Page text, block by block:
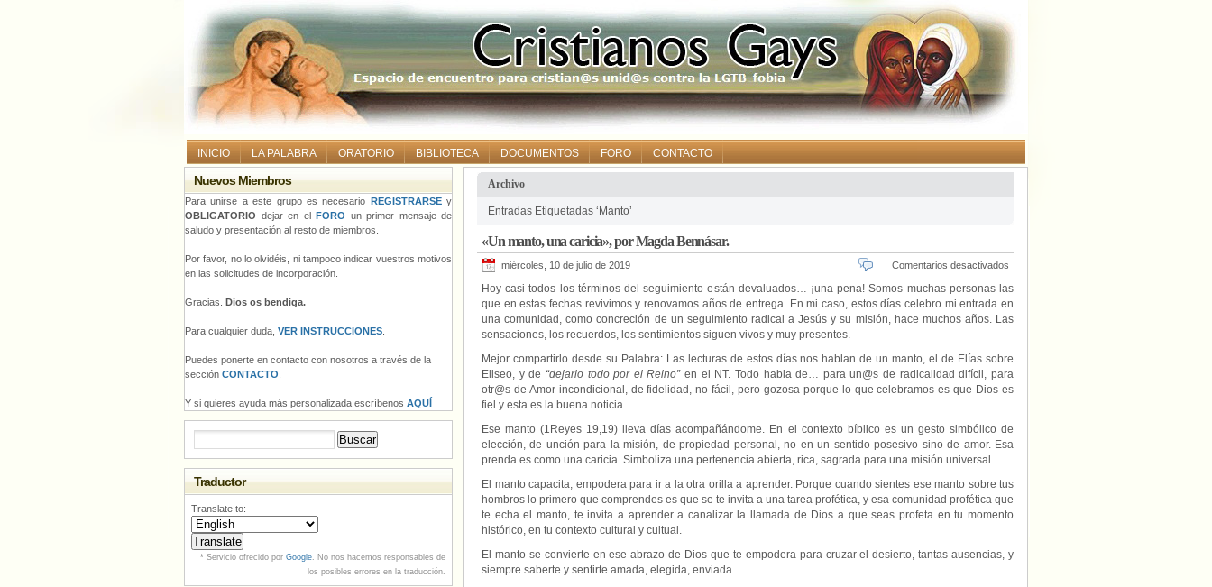
INICIO LA PALABRA ORATORIO BIBLIOTECA DOCUMENTOS FORO CONTACTO
Archivo
Entradas Etiquetadas ‘Manto’
«Un manto, una caricia», por Magda Bennásar.
miércoles, 10 de julio de 2019 Comentarios desactivados
Hoy casi todos los términos del seguimiento están devaluados… ¡una pena! Somos muchas personas las
que en estas fechas revivimos y renovamos años de entrega. En mi caso, estos días celebro mi entrada en
una comunidad, como concreción de un seguimiento radical a Jesús y su misión, hace muchos años. Las
sensaciones, los recuerdos, los sentimientos siguen vivos y muy presentes.
Mejor compartirlo desde su Palabra: Las lecturas de estos días nos hablan de un manto, el de Elías sobre
Eliseo, y de “dejarlo todo por el Reino”en el NT. Todo habla de… para un@s de radicalidad difícil, para
otr@s de Amor incondicional, de fidelidad, no fácil, pero gozosa porque lo que celebramos es que Dios es
fiel y esta es la buena noticia.
Ese manto (1Reyes 19,19) lleva días acompañándome. En el contexto bíblico es un gesto simbólico de
elección, de unción para la misión, de propiedad personal, no en un sentido posesivo sino de amor. Esa
prenda es como una caricia. Simboliza una pertenencia abierta, rica, sagrada para una misión universal.
El manto capacita, empodera para ir a la otra orilla a aprender. Porque cuando sientes ese manto sobre tus
hombros lo primero que comprendes es que se te invita a una tarea profética, y esa comunidad profética que
te echa el manto, te invita a aprender a canalizar la llamada de Dios a que seas profeta en tu momento
histórico, en tu contexto cultural y cultual.
El manto se convierte en ese abrazo de Dios que te empodera para cruzar el desierto, tantas ausencias, y
siempre saberte y sentirte amada, elegida, enviada.
Nuevos Miembros
Para unirse a este grupo es necesario REGISTRARSEy
OBLIGATORIO dejar en el FORO un primer mensaje de
saludo y presentación al resto de miembros.
Por favor, no lo olvidéis, ni tampoco indicar vuestros motivos
en las solicitudes de incorporación.
Gracias. Dios os bendiga.
Para cualquier duda, VER INSTRUCCIONES
Puedes ponerte en contacto con nosotros a través de la
sección CONTACTO
Y si quieres ayuda más personalizada escríbenos AQUÍ
Traductor
Translate to:
* Servicio ofrecido por Google. No nos hacemos responsables de
los posibles errores en la traducción.